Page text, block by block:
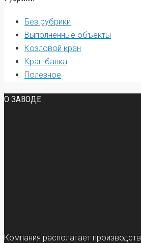
Без рубрики
Выполненные объекты
Козловой кран
Кран балка
Полезное
О ЗАВОДЕ
Компания располагает